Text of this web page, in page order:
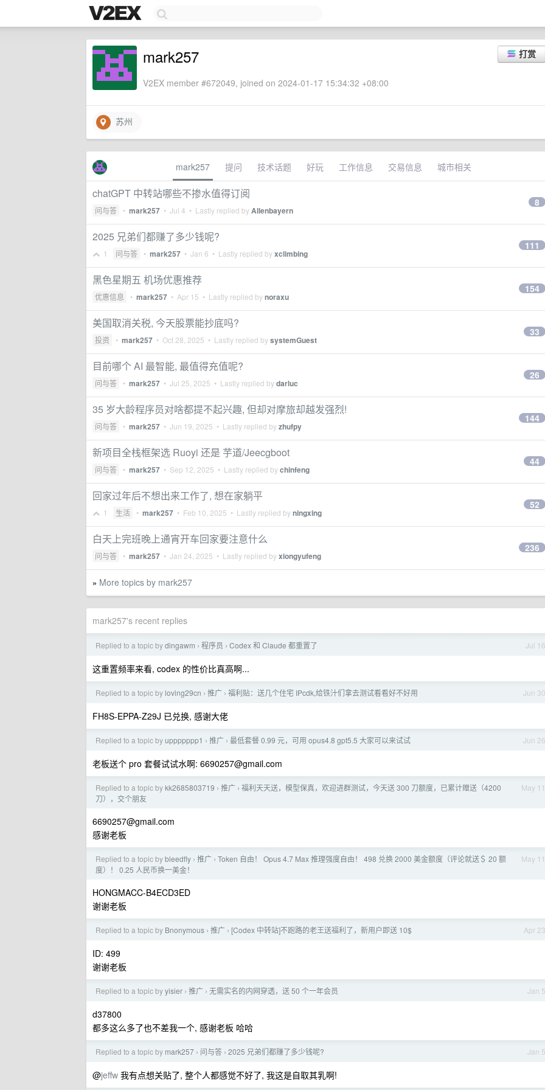
打赏
mark257
V2EX member #672049, joined on 2024-01-17 15:34:32 +08:00
苏州
mark257 提问 技术话题 好玩 工作信息 交易信息 城市相关
chatGPT 中转站哪些不掺水值得订阅
问与答 • mark257 • Jul 4 • Lastly replied byAllenbayern
8
2025 兄弟们都赚了多少钱呢?
1 问与答 • mark257 • Jan 6 • Lastly replied byxclimbing
111
黑色星期五 机场优惠推荐
优惠信息 • mark257 • Apr 15 • Lastly replied bynoraxu
154
美国取消关税, 今天股票能抄底吗?
投资 • mark257 • Oct 28, 2025 • Lastly replied bysystemGuest
33
目前哪个 AI 最智能, 最值得充值呢?
问与答 • mark257 • Jul 25, 2025 • Lastly replied bydarluc
26
35 岁大龄程序员对啥都提不起兴趣, 但却对摩旅却越发强烈!
问与答 • mark257 • Jun 19, 2025 • Lastly replied byzhufpy
144
新项目全栈框架选 Ruoyi 还是 芋道/Jeecgboot
问与答 • mark257 • Sep 12, 2025 • Lastly replied bychinfeng
44
回家过年后不想出来工作了, 想在家躺平
1 生活 • mark257 • Feb 10, 2025 • Lastly replied byningxing
52
白天上完班晚上通宵开车回家要注意什么
问与答 • mark257 • Jan 24, 2025 • Lastly replied byxiongyufeng
236
» More topics by mark257
mark257's recent replies
Jul 16
Replied to a topic bydingawm › 程序员 › Codex 和 Claude 都重置了
这重置频率来看, codex 的性价比真高啊...
Jun 30
Replied to a topic by loving29cn › 推广 › 福利贴：送几个住宅 IPcdk,给铁汁们拿去测试看看好不好用
FH8S-EPPA-Z29J 已兑换, 感谢大佬
Jun 26
Replied to a topic byuppppppp1 › 推广 › 最低套餐 0.99 元，可用 opus4.8 gpt5.5 大家可以来试试
老板送个 pro 套餐试试水啊: 6690257@gmail.com
May 11
Replied to a topic bykk2685803719 › 推广 › 福利天天送，模型保真，欢迎进群测试，今天送 300 刀额度，已累计赠送（4200
刀），交个朋友
6690257@gmail.com
感谢老板
May 11
Replied to a topic bybleedfly › 推广 › Token 自由！ Opus 4.7 Max 推理强度自由！ 498 兑换 2000 美金额度（评论就送＄ 20 额
度）！ 0.25 人民币换一美金！
HONGMACC-B4ECD3ED
谢谢老板
Apr 23
Replied to a topic by Bnonymous › 推广 › [Codex 中转站]不跑路的老王送福利了，新用户即送 10$
ID: 499
谢谢老板
Jan 5
Replied to a topic byyisier › 推广 › 无需实名的内网穿透，送 50 个一年会员
d37800
都多这么多了也不差我一个, 感谢老板 哈哈
Jan 5
Replied to a topic by mark257 › 问与答 › 2025 兄弟们都赚了多少钱呢?
@jeffw 我有点想关贴了, 整个人都感觉不好了, 我这是自取其乳啊!